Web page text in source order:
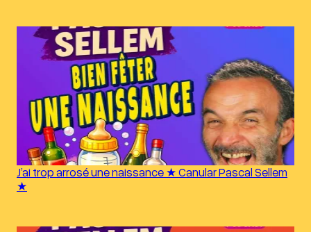
J’ai trop arrosé une naissance ★ Canular Pascal Sellem
★